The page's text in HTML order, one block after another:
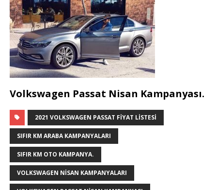
Volkswagen Passat Nisan Kampanyası.
2021 VOLKSWAGEN PASSAT FIYAT LISTESI
SIFIR KM ARABA KAMPANYALARI
SIFIR KM OTO KAMPANYA.
VOLKSWAGEN NISAN KAMPANYALARI